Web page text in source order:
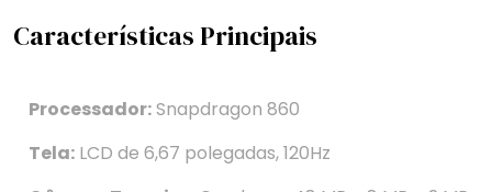
Características Principais
Processador:Snapdragon 860
Tela: LCD de 6,67 polegadas, 120Hz